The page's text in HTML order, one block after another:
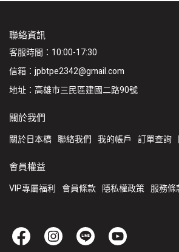
聯絡資訊
客服時間：10:00-17:30
信箱：jpbtpe2342@gmail.com
地址：高雄市三民區建國二路90號
關於我們
關於日本橋 聯絡我們 我的帳戶 訂單查詢
會員權益
VIP專屬福利 會員條款 隱私權政策 服務條